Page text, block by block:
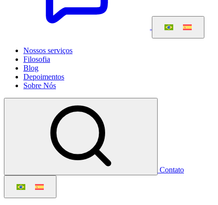
Nossos serviços
Filosofia
Blog
Depoimentos
Sobre Nós
Contato